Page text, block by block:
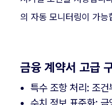
의 자동 모니터링이 가
금융 계약서 고급
특수 조항 처리: 조